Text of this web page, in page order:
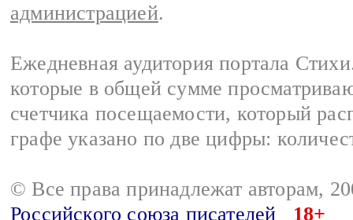
администрацией.
Ежедневная аудитория портала
которые в общей сумме
счетчика посещаемости, который
графе указано по две цифры:
© Все права принадлежат авторам,
Российского союза писателей
18+